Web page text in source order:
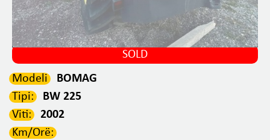
SOLD
Modeli
BOMAG
Tipi:
BW 225
Viti:
2002
Km/Orë: